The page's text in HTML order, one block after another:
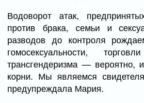
Водоворот атак,
против брака, семьи и
разводов до контроля
гомосексуальности,
трансгендеризма — вероятно,
корни. Мы являемся
предупреждала Мария.